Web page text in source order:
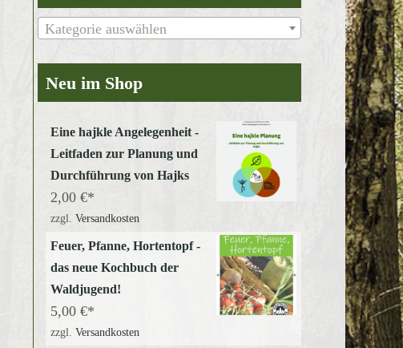
Kategorie auswählen
Neu im Shop
Eine hajkle Angelegenheit -
Leitfaden zur Planung und
Durchführung von Hajks
2,00 €
zzgl. Versandkosten
Feuer, Pfanne, Hortentopf -
das neue Kochbuch der
Waldjugend!
5,00 €
zzgl. Versandkosten